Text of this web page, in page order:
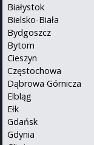
Białystok
Bielsko-Biała
Bydgoszcz
Bytom
Cieszyn
Częstochowa
Dąbrowa Górnicza
Elbląg
Ełk
Gdańsk
Gdynia